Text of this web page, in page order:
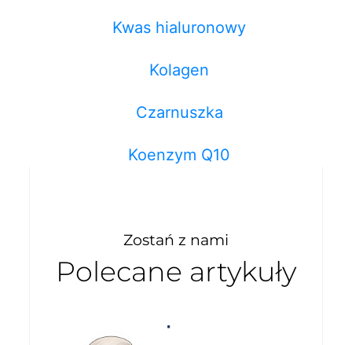
Kwas hialuronowy
Kolagen
Czarnuszka
Koenzym Q10
Zostań z nami
Polecane artykuły